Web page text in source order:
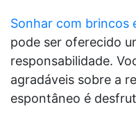
Sonhar com brincos
pode ser oferecido
responsabilidade.
agradáveis sobre a
espontâneo é